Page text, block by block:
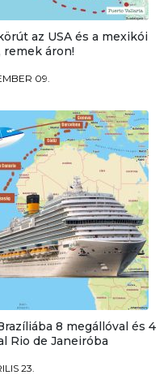
az USA és a mexikói
remek áron!
09.
8 megállóval és 4
Rio de Janeiróba
23.